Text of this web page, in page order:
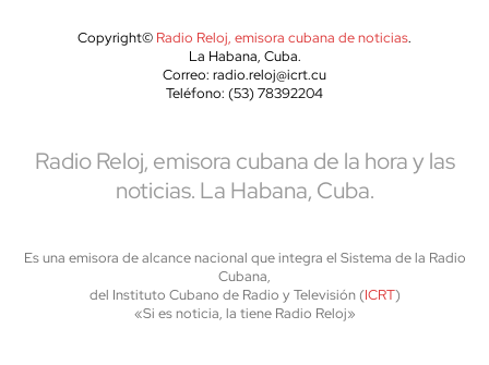
Copyright© Radio Reloj, emisora cubana de noticias.
La Habana, Cuba.
Correo: radio.reloj@icrt.cu
Teléfono: (53) 78392204
Radio Reloj, emisora cubana de la hora y las
noticias. La Habana, Cuba.
Es una emisora de alcance nacional que integra el Sistema de la Radio
Cubana,
del Instituto Cubano de Radio y Televisión (ICRT)
«Si es noticia, la tiene Radio Reloj»